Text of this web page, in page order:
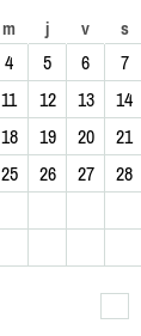
m j v s
4 5 6
7
11 12 13
14
18 19 20
21
25 26 27
28